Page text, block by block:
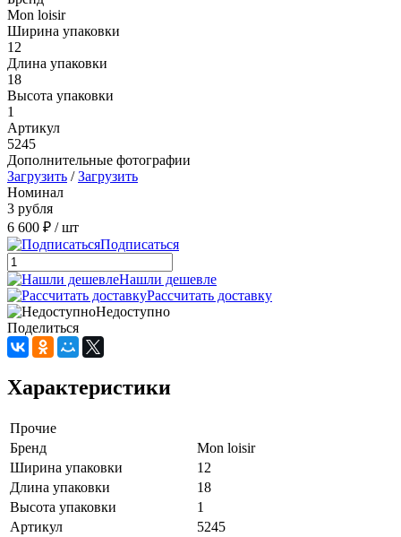
Mon loisir
Ширина упаковки
12
Длина упаковки
18
Высота упаковки
1
Артикул
5245
Дополнительные фотографии
Загрузить /Загрузить
Номинал
3 рубля
6 600 ₽ / шт
Подписаться
Нашли дешевле
Рассчитать доставку
Недоступно
Поделиться
Характеристики
Прочие
Бренд
Mon loisir
Ширина упаковки
12
Длина упаковки
18
Высота упаковки
1
Артикул
5245